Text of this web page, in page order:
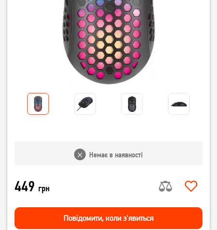
Немає в наявності
449 грн
Повiдомити, коли з'явиться